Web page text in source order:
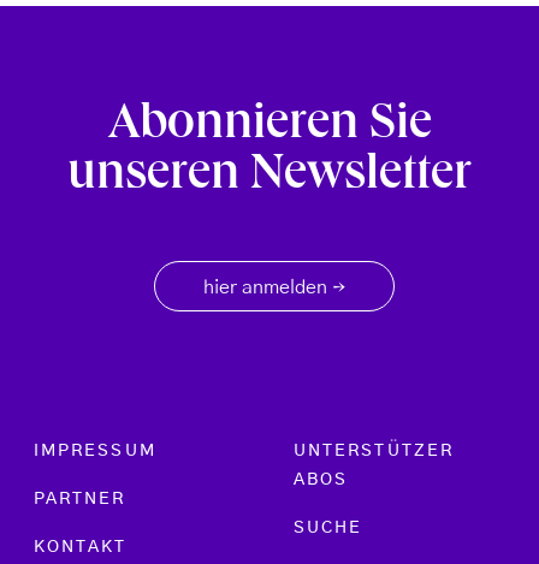
Abonnieren Sie
unseren Newsletter
hier anmelden →
Footer menu
IMPRESSUM
PARTNER
KONTAKT
UNTERSTÜTZER
ABOS
SUCHE